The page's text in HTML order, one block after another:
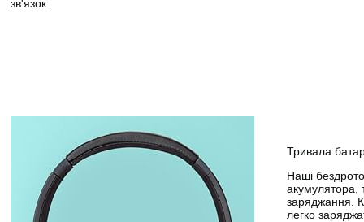
зв'язок.
Тривала
Наші
акумулятора,
заряджання.
легко